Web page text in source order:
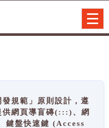
規範」原則設計，遵
供網頁導盲磚(:::)、網
盤快速鍵 (Access